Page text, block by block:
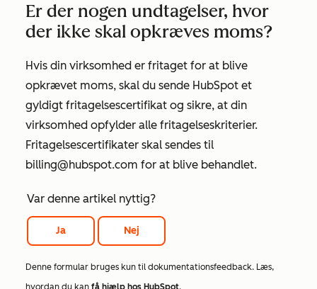
Er der nogen undtagelser, hvor
der ikke skal opkræves moms?
Hvis din virksomhed er fritaget for at blive
opkrævet moms, skal du sende HubSpot et
gyldigt fritagelsescertifikat og sikre, at din
virksomhed opfylder alle fritagelseskriterier.
Fritagelsescertifikater skal sendes til
billing@hubspot.com for at blive behandlet.
Var denne artikel nyttig?
Ja Nej
Denne formular bruges kun til dokumentationsfeedback. Læs,
hvordan du kan få hjælp hos HubSpot.